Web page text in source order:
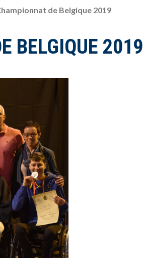
de Belgique 2019
BELGIQUE 2019